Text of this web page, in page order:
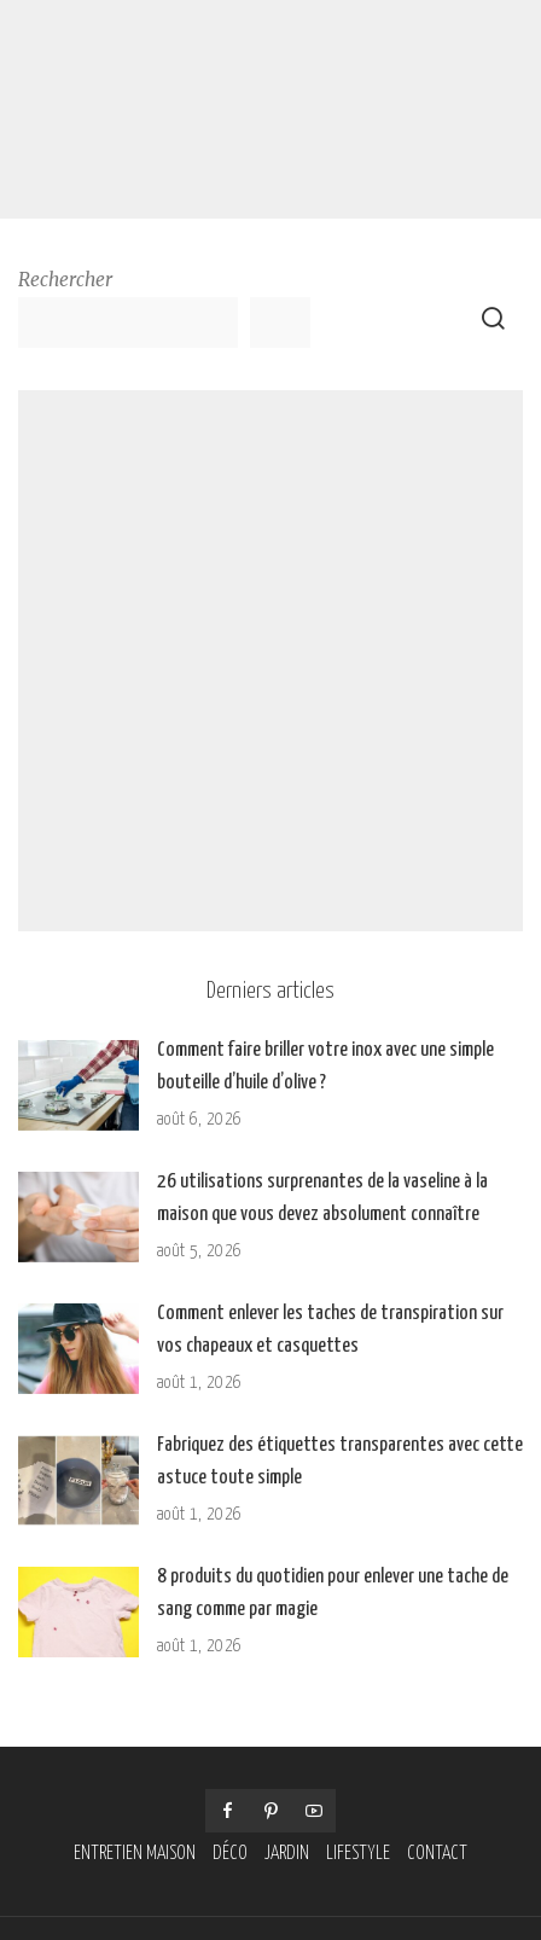
Rechercher
Derniers articles
Comment faire briller votre inox avec une simple
bouteille d’huile d’olive ?
août 6, 2026
26 utilisations surprenantes de la vaseline à la
maison que vous devez absolument connaître
août 5, 2026
Comment enlever les taches de transpiration sur
vos chapeaux et casquettes
août 1, 2026
Fabriquez des étiquettes transparentes avec cette
astuce toute simple
août 1, 2026
8 produits du quotidien pour enlever une tache de
sang comme par magie
août 1, 2026
ENTRETIEN MAISON DÉCO JARDIN LIFESTYLE CONTACT